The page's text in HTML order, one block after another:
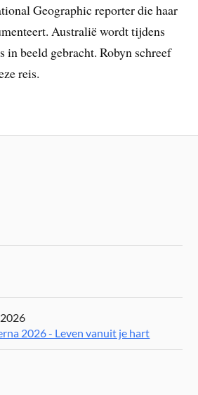
Geographic reporter die haar
Australië wordt tijdens
in beeld gebracht. Robyn schreef
reis.
2026 - Leven vanuit je hart